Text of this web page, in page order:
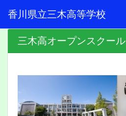
香川県立三木高等学校
三木高オープンスクール